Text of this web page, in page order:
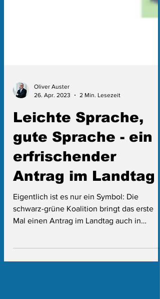
26. Apr. 2023
2 Min. Lesezeit
Leichte Sprache,
gute Sprache - ein
erfrischender
Antrag im Landtag
Eigentlich ist es nur ein Symbol: Die
schwarz-grüne Koalition bringt das erste
sogenannter "Leichter...